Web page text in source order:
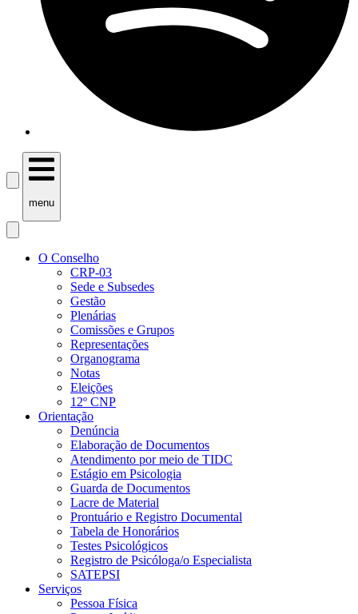
menu
O Conselho
CRP-03
Sede e Subsedes
Gestão
Plenárias
Comissões e Grupos
Representações
Organograma
Notas
Eleições
12º CNP
Orientação
Denúncia
Elaboração de Documentos
Atendimento por meio de TIDC
Estágio em Psicologia
Guarda de Documentos
Lacre de Material
Prontuário e Registro Documental
Tabela de Honorários
Testes Psicológicos
Registro de Psicóloga/o Especialista
SATEPSI
Serviços
Pessoa Física